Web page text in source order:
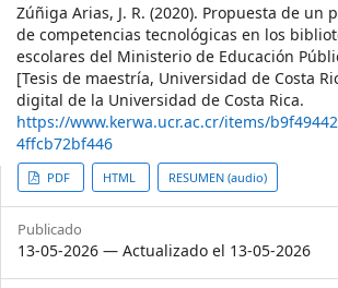
Zúñiga Arias, J. R. (2020). Propuesta de un
de competencias tecnológicas en los
escolares del Ministerio de Educación
[Tesis de maestría, Universidad de Costa
digital de la Universidad de Costa Rica.
https://www.kerwa.ucr.ac.cr/items/
4ffcb72bf446
PDF HTML RESUMEN (audio)
Publicado
13-05-2026 — Actualizado el 13-05-2026